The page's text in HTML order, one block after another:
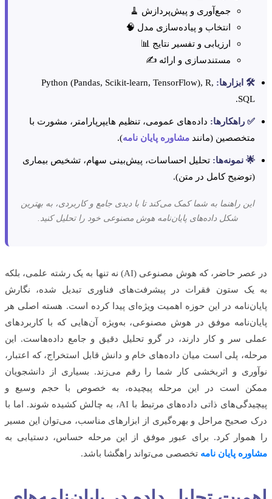
جمع‌آوری و پیش‌پردازش 🧹
انتخاب و پیاده‌سازی مدل 🧠
ارزیابی و تفسیر نتایج 📊
مستندسازی و ارائه ✍️
ابزارها: Python (Pandas, Scikit-learn, TensorFlow), R,
راهکارها:داده‌های عمومی، تنظیم هایپرپارامتر، مشورت با
(مانندمشاوره پایان نامه).
نمونه‌ها:تحلیل احساسات، پیش‌بینی سهام، تشخیص بیماری
کامل در متن).
راهنما به شما کمک می‌کند تا با دیدی جامع و کاربردی، به بهترین
شکل داده‌های پایان‌نامه هوش مصنوعی خود را تحلیل کنید.
در عصر حاضر، که هوش مصنوعی (AI) نه تنها به یک رشته علمی، بلکه
ستون فقرات در پیشرفت‌های فناوری تبدیل شده، نگارش
در این حوزه اهمیت ویژه‌ای پیدا کرده است. هسته اصلی هر
موفق در هوش مصنوعی، به‌ویژه آن‌هایی که با کاربردهای
سر و کار دارند، در گرو تحلیل دقیق و جامع داده‌هاست. این
پلی است میان داده‌های خام و دانش قابل استخراج، که اعتبار،
و اثربخشی کار شما را رقم می‌زند. بسیاری از دانشجویان
است در این مرحله پیچیده، به خصوص با حجم وسیع و
پیچیدگی‌های ذاتی داده‌های مرتبط با AI، به چالش کشیده شوند. اما با
صحیح مراحل و بهره‌گیری از ابزارهای مناسب، می‌توان این مسیر
کرد. برای عبور موفق از این مرحله حساس، دستیابی به
پایان نامهتخصصی می‌تواند راهگشا باشد.